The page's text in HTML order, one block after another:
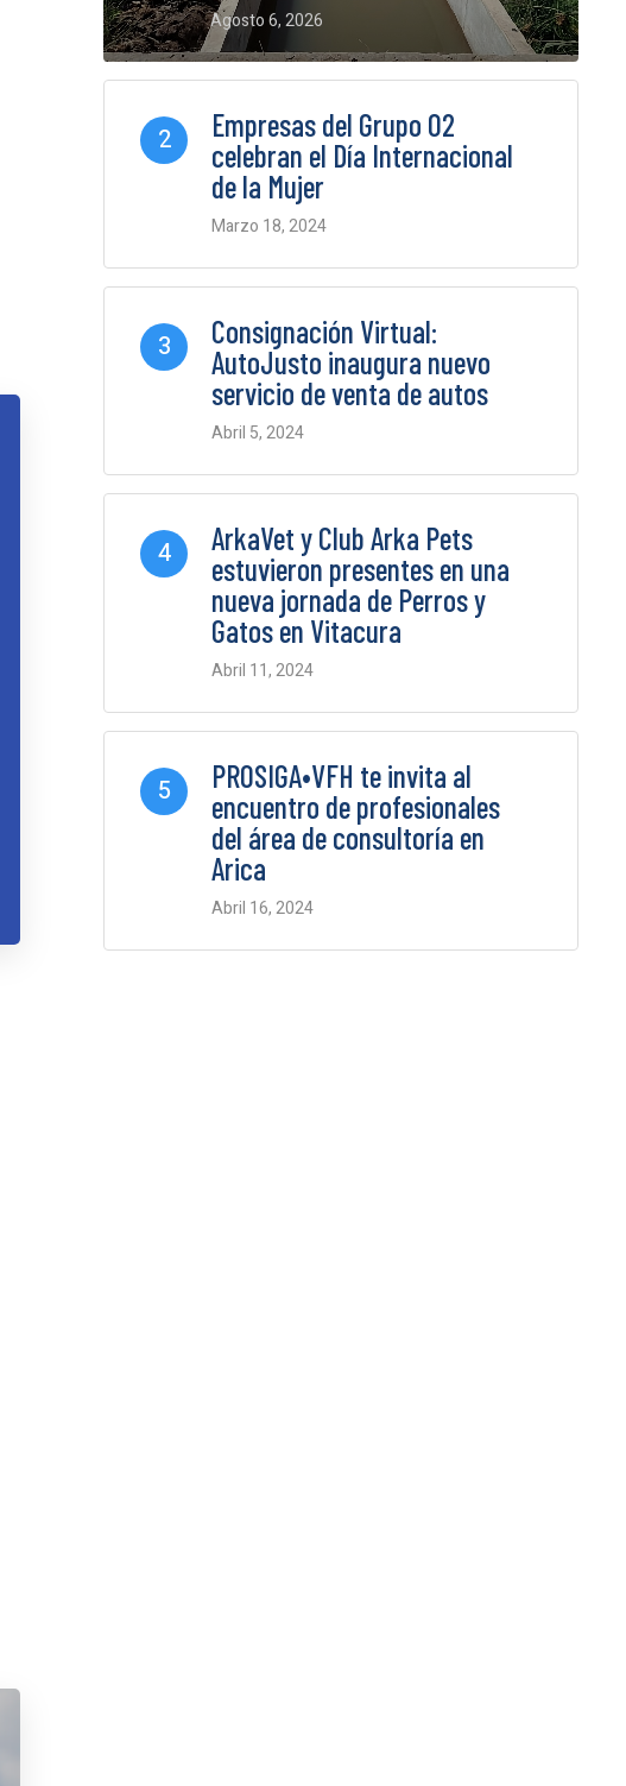
Agosto 6, 2026
0 Comments
2
Empresas del Grupo O2
celebran el Día Internacional
de la Mujer
Marzo 18, 2024
3
Consignación Virtual:
AutoJusto inaugura nuevo
servicio de venta de autos
Abril 5, 2024
4
ArkaVet y Club Arka Pets
estuvieron presentes en una
nueva jornada de Perros y
Gatos en Vitacura
Abril 11, 2024
5
PROSIGA•VFH te invita al
encuentro de profesionales
del área de consultoría en
Arica
Abril 16, 2024